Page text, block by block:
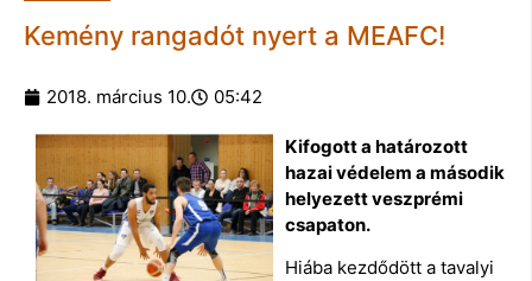
Kemény rangadót nyert a MEAFC!
2018. március 10. 05:42
Kifogott a határozott
hazai védelem a második
helyezett veszprémi
csapaton.
Hiába kezdődött a tavalyi